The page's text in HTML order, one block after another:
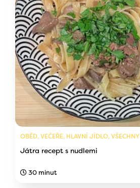
OBĚD, VEČEŘE, HLAVNÍ JÍDLO, VŠECHNY
Játra recept s nudlemi
30 minut